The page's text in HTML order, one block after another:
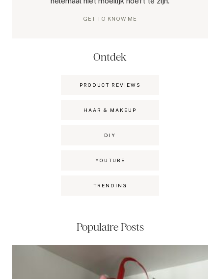
GET TO KNOW ME
Ontdek
PRODUCT REVIEWS
HAAR & MAKEUP
DIY
YOUTUBE
TRENDING
Populaire Posts